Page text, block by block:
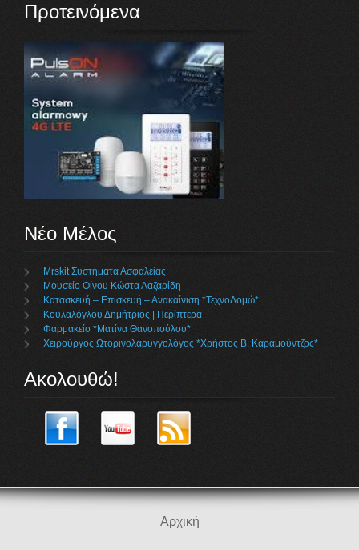
Προτεινόμενα
Νέο Μέλος
Mrskit Συστήματα Ασφαλείας
Μουσείο Οίνου Κώστα Λαζαρίδη
Κατασκευή – Επισκευή – Ανακαίνιση *ΤεχνοΔομώ*
Κουλαλόγλου Δημήτριος | Περίπτερα
Φαρμακείο *Ματίνα Θανοπούλου*
Χειρούργος Ωτορινολαρυγγολόγος *Χρήστος Β. Καραμούντζος*
Ακολουθώ!
Αρχική